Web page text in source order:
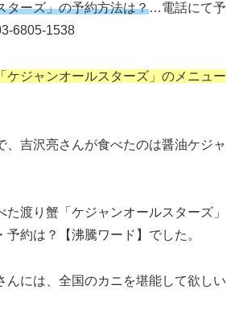
ターズ」の予約方法は？…電話にて予
6805-1538
ケジャンオールスターズ」のメニュー
、吉沢亮さんが食べたのは醤油ケジャ
た渡り蟹「ケジャンオールスターズ」
約は？【沸騰ワード】でした。
んには、全国のカニを堪能して欲しい